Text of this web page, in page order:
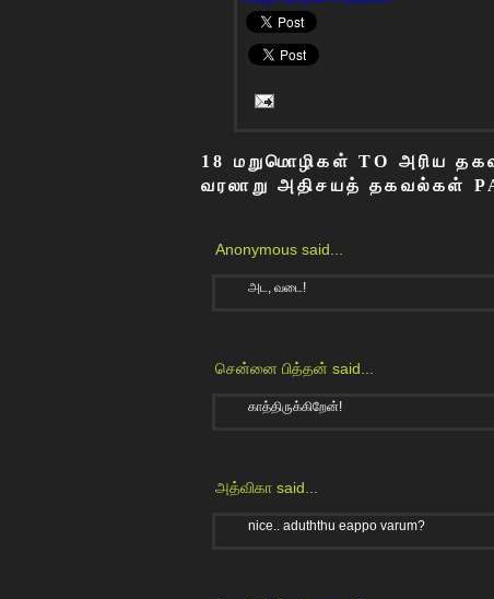
18 மறுமொழிகள் TO அரிய
வரலாறு அதிசயத் தகவல்கள்
Anonymous said...
அட, வடை!
சென்னை பித்தன் said...
காத்திருக்கிறேன்!
அத்விகா said...
nice.. aduththu eappo varum?